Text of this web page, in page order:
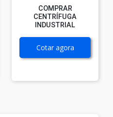
COMPRAR
CENTRÍFUGA
INDUSTRIAL
Cotar agora